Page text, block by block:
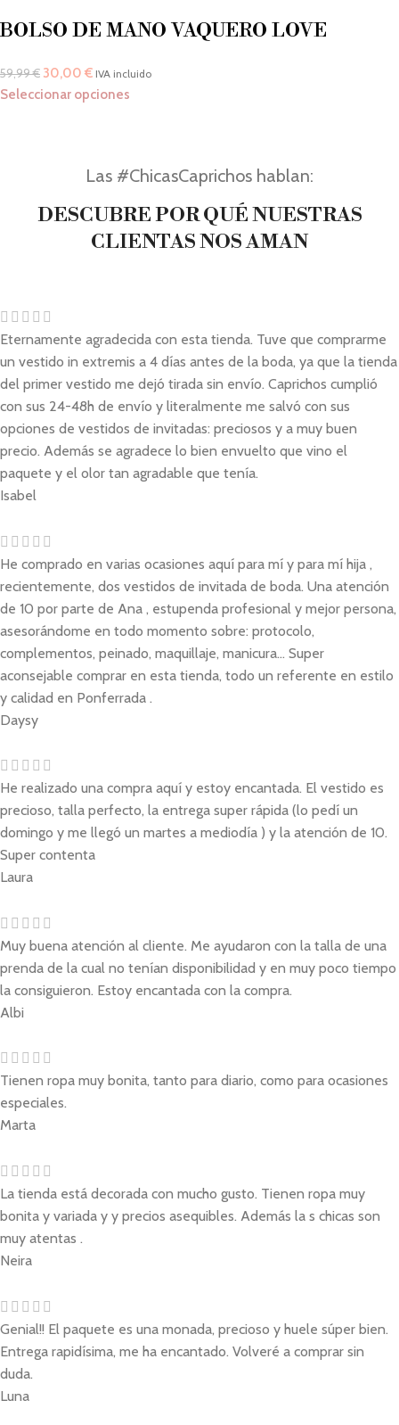
BOLSO DE MANO VAQUERO LOVE
59,99€ 30,00 € IVA incluido
Seleccionar opciones
Las #ChicasCaprichos hablan:
DESCUBRE POR QUÉ NUESTRAS
CLIENTAS NOS AMAN
Eternamente agradecida con esta tienda. Tuve que comprarme
un vestido in extremis a 4 días antes de la boda, ya que la tienda
del primer vestido me dejó tirada sin envío. Caprichos cumplió
con sus 24-48h de envío y literalmente me salvó con sus
opciones de vestidos de invitadas: preciosos y a muy buen
precio. Además se agradece lo bien envuelto que vino el
paquete y el olor tan agradable que tenía.
Isabel
He comprado en varias ocasiones aquí para mí y para mí hija ,
recientemente, dos vestidos de invitada de boda. Una atención
de 10 por parte de Ana , estupenda profesional y mejor persona,
asesorándome en todo momento sobre: protocolo,
complementos, peinado, maquillaje, manicura... Super
aconsejable comprar en esta tienda, todo un referente en estilo
y calidad en Ponferrada .
Daysy
He realizado una compra aquí y estoy encantada. El vestido es
precioso, talla perfecto, la entrega super rápida (lo pedí un
domingo y me llegó un martes a mediodía ) y la atención de 10.
Super contenta
Laura
Muy buena atención al cliente. Me ayudaron con la talla de una
prenda de la cual no tenían disponibilidad y en muy poco tiempo
la consiguieron. Estoy encantada con la compra.
Albi
Tienen ropa muy bonita, tanto para diario, como para ocasiones
especiales.
Marta
La tienda está decorada con mucho gusto. Tienen ropa muy
bonita y variada y y precios asequibles. Además la s chicas son
muy atentas .
Neira
Genial!! El paquete es una monada, precioso y huele súper bien.
Entrega rapidísima, me ha encantado. Volveré a comprar sin
duda.
Luna